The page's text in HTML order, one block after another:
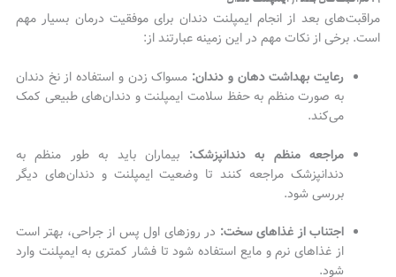
مراقبت‌های بعد از انجام ایمپلنت دندان برای موفقیت درمان بسیار مهم
است. برخی از نکات مهم در این زمینه عبارتند از:
رعایت بهداشت دهان و دندان: مسواک زدن و استفاده از نخ دندان
به صورت منظم به حفظ سلامت ایمپلنت و دندان‌های طبیعی کمک
می‌کند.
مراجعه منظم به دندانپزشک: بیماران باید به طور منظم به
دندانپزشک مراجعه کنند تا وضعیت ایمپلنت و دندان‌های دیگر
بررسی شود.
اجتناب از غذاهای سخت: در روزهای اول پس از جراحی، بهتر است
از غذاهای نرم و مایع استفاده شود تا فشار کمتری به ایمپلنت وارد
شود.